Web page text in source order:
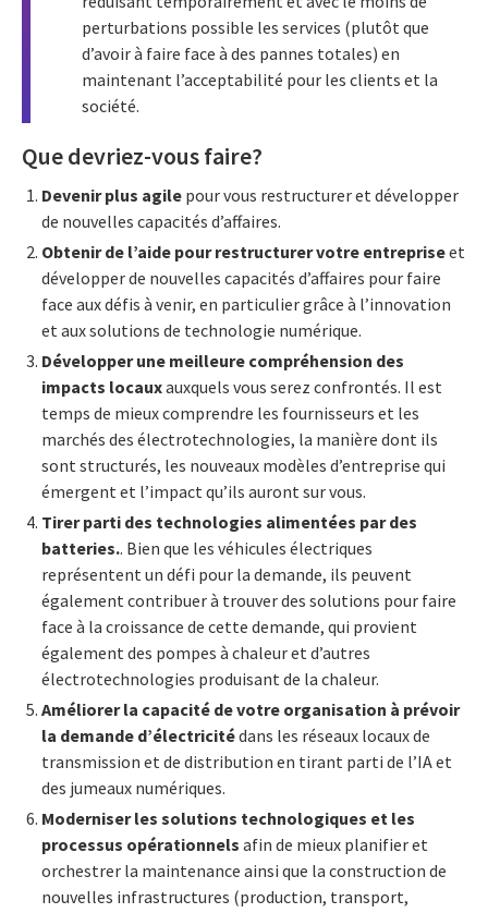
perturbations possible les services (plutôt que
d’avoir à faire face à des pannes totales) en
maintenant l’acceptabilité pour les clients et la
société.
Que devriez-vous faire?
Devenir plus agile pour vous restructurer et développer
de nouvelles capacités d’affaires.
Obtenir de l’aide pour restructurer votre entrepriseet
développer de nouvelles capacités d’affaires pour faire
face aux défis à venir, en particulier grâce à l’innovation
et aux solutions de technologie numérique.
Développer une meilleure compréhension des
impacts locauxauxquels vous serez confrontés. Il est
temps de mieux comprendre les fournisseurs et les
marchés des électrotechnologies, la manière dont ils
sont structurés, les nouveaux modèles d’entreprise qui
émergent et l’impact qu’ils auront sur vous.
Tirer parti des technologies alimentées par des
batteries.. Bien que les véhicules électriques
représentent un défi pour la demande, ils peuvent
également contribuer à trouver des solutions pour faire
face à la croissance de cette demande, qui provient
également des pompes à chaleur et d’autres
électrotechnologies produisant de la chaleur.
Améliorer la capacité de votre organisation à prévoir
la demande d’électricitédans les réseaux locaux de
transmission et de distribution en tirant parti de l’IA et
des jumeaux numériques.
Moderniser les solutions technologiques et les
processus opérationnels afin de mieux planifier et
orchestrer la maintenance ainsi que la construction de
nouvelles infrastructures (production, transport,